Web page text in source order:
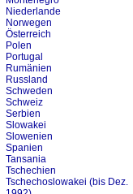
Niederlande
Norwegen
Österreich
Polen
Portugal
Rumänien
Russland
Schweden
Schweiz
Serbien
Slowakei
Slowenien
Spanien
Tansania
Tschechien
Tschechoslowakei (bis Dez.